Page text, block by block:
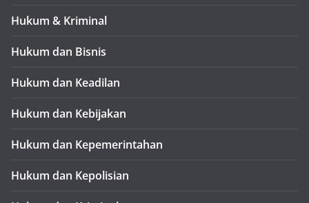
Hukum & Kriminal
Hukum dan Bisnis
Hukum dan Keadilan
Hukum dan Kebijakan
Hukum dan Kepemerintahan
Hukum dan Kepolisian